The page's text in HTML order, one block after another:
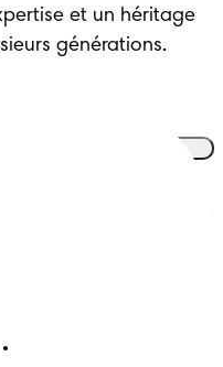
et un héritage
générations.